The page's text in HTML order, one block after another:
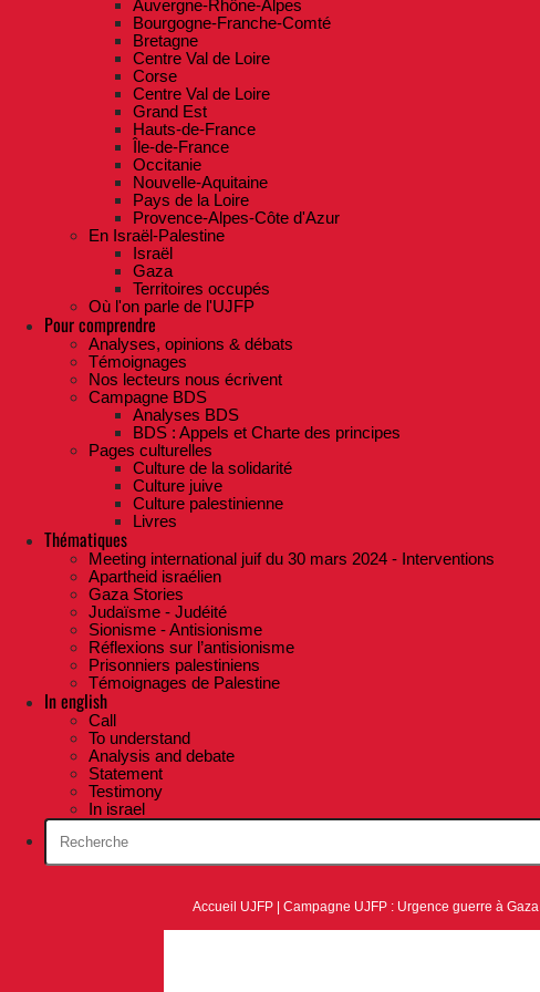
Auvergne-Rhône-Alpes
Bourgogne-Franche-Comté
Bretagne
Centre Val de Loire
Corse
Centre Val de Loire
Grand Est
Hauts-de-France
Île-de-France
Occitanie
Nouvelle-Aquitaine
Pays de la Loire
Provence-Alpes-Côte d'Azur
En Israël-Palestine
Israël
Gaza
Territoires occupés
Où l'on parle de l'UJFP
Pour comprendre
Analyses, opinions & débats
Témoignages
Nos lecteurs nous écrivent
Campagne BDS
Analyses BDS
BDS : Appels et Charte des principes
Pages culturelles
Culture de la solidarité
Culture juive
Culture palestinienne
Livres
Thématiques
Meeting international juif du 30 mars 2024 - Interventions
Apartheid israélien
Gaza Stories
Judaïsme - Judéité
Sionisme - Antisionisme
Réflexions sur l’antisionisme
Prisonniers palestiniens
Témoignages de Palestine
In english
Call
To understand
Analysis and debate
Statement
Testimony
In israel
Accueil UJFP |Campagne UJFP : Urgence guerre à Gaza